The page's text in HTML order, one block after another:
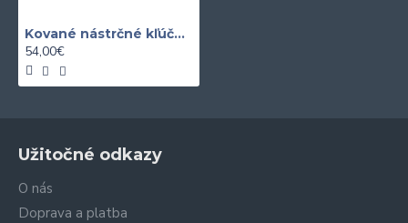
Kované nástrčné kľúče 10-22 mm 12 hranné predĺžené 1/2"
54,00€
Užitočné odkazy
O nás
Doprava a platba